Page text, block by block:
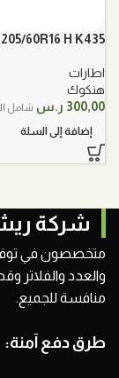
60R16 H K435
اطارات
هنكوك
300,00 ر.س شامل
إضافة إلى السلة
شركة
متخصصون في توفير
والعدد والفلاتر
منافسة للجميع.
طرق دفع آمنة: